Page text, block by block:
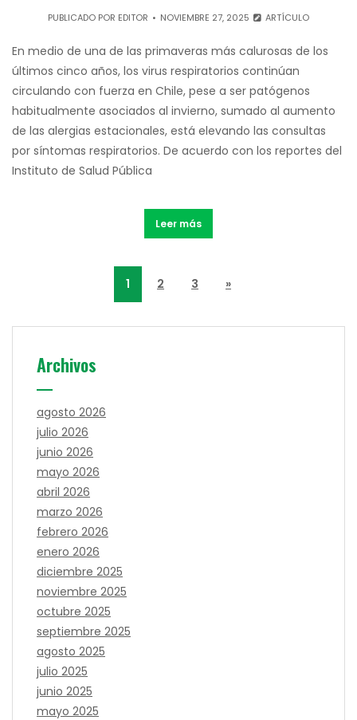
PUBLICADO POR EDITOR NOVIEMBRE 27, 2025 ARTÍCULO
En medio de una de las primaveras más calurosas de los
últimos cinco años, los virus respiratorios continúan
circulando con fuerza en Chile, pese a ser patógenos
habitualmente asociados al invierno, sumado al aumento
de las alergias estacionales, está elevando las consultas
por síntomas respiratorios. De acuerdo con los reportes del
Instituto de Salud Pública
Leer más
1 2 3 »
Archivos
agosto 2026
julio 2026
junio 2026
mayo 2026
abril 2026
marzo 2026
febrero 2026
enero 2026
diciembre 2025
noviembre 2025
octubre 2025
septiembre 2025
agosto 2025
julio 2025
junio 2025
mayo 2025